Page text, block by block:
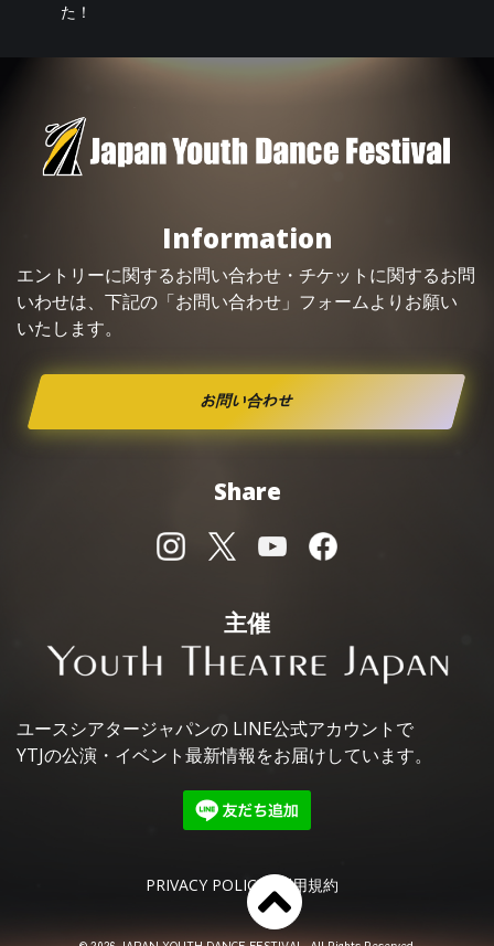
た！
Information
エントリーに関するお問い合わせ・ チケット に関するお問
いわせは、下記の「お問い合わせ」フォームよりお願い
いたします。
お問い合わせ
Share
主催
ユースシアタージャパンの LINE公式アカウントで
YTJの公演・イベント最新情報をお届けしています。
PRIVACY POLICY 利用規約